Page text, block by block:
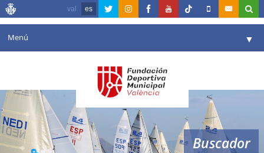
val es
Menú ▼
Agenda
Instalaciones
Comunicación ▼
Buscador